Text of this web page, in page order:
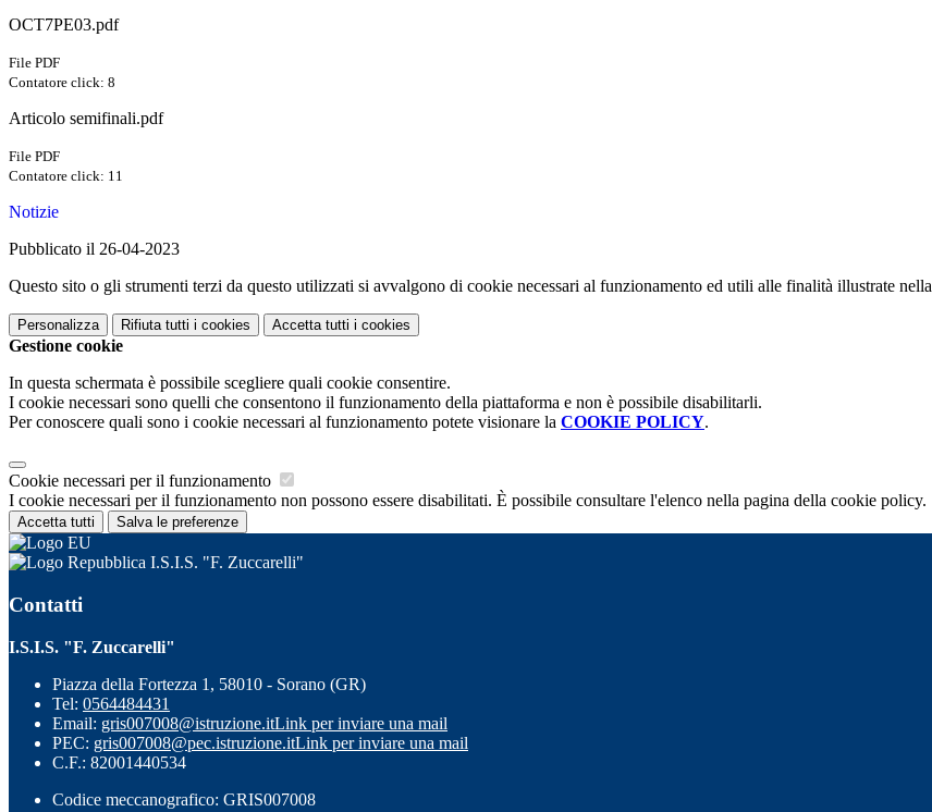
OCT7PE03.pdf
File PDF
Contatore click: 8
Articolo semifinali.pdf
File PDF
Contatore click: 11
Notizie
Pubblicato il 26-04-2023
Questo sito o gli strumenti terzi da questo utilizzati si avvalgono di cookie necessari al funzionamento ed utili alle finalità illustrate nella
Personalizza Rifiuta tutti i cookies Accetta tutti i cookies
Gestione cookie
In questa schermata è possibile scegliere quali cookie consentire.
I cookie necessari sono quelli che consentono il funzionamento della piattaforma e non è possibile disabilitarli.
Per conoscere quali sono i cookie necessari al funzionamento potete visionare la COOKIE POLICY.
Cookie necessari per il funzionamento
I cookie necessari per il funzionamento non possono essere disabilitati. È possibile consultare l'elenco nella pagina della cookie policy.
Accetta tutti Salva le preferenze
I.S.I.S. "F. Zuccarelli"
Contatti
I.S.I.S. "F. Zuccarelli"
Piazza della Fortezza 1, 58010 - Sorano (GR)
Tel: 0564484431
Email: gris007008@istruzione.itLink per inviare una mail
PEC: gris007008@pec.istruzione.itLink per inviare una mail
C.F.: 82001440534
Codice meccanografico: GRIS007008